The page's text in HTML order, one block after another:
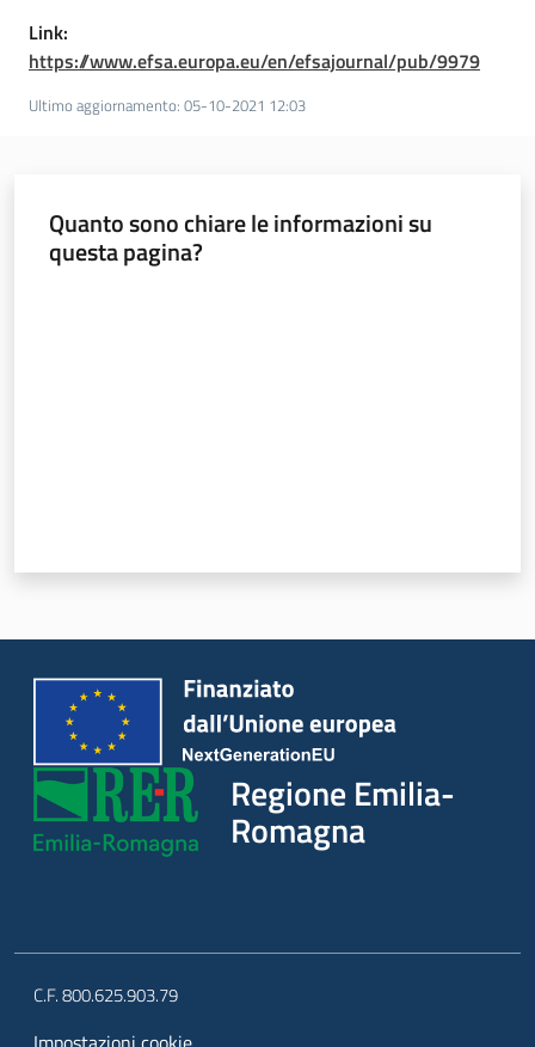
Link:
https://www.efsa.europa.eu/en/efsajournal/pub/9979
Ultimo aggiornamento: 05-10-2021 12:03
Quanto sono chiare le informazioni su
questa pagina?
Regione Emilia-
Romagna
C.F. 800.625.903.79